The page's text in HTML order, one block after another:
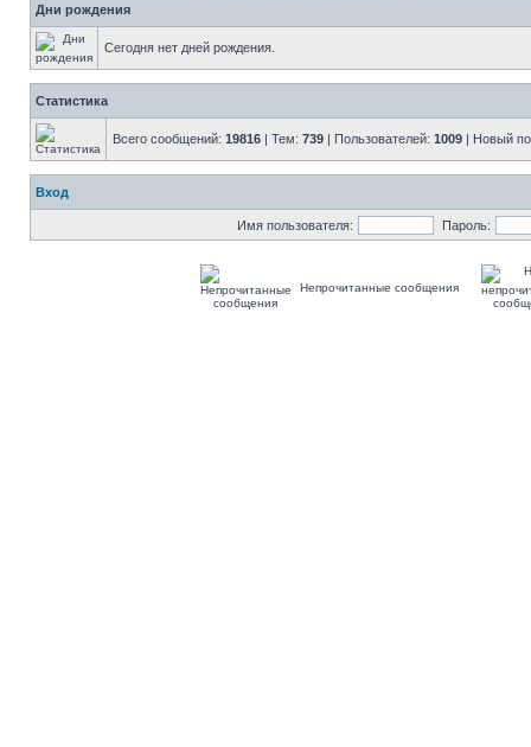
Дни рождения
Сегодня нет дней рождения.
Статистика
Всего сообщений: 19816 | Тем: 739 | Пользователей: 1009 | Новый
Вход
Имя пользователя: Пароль:
Непрочитанные сообщения